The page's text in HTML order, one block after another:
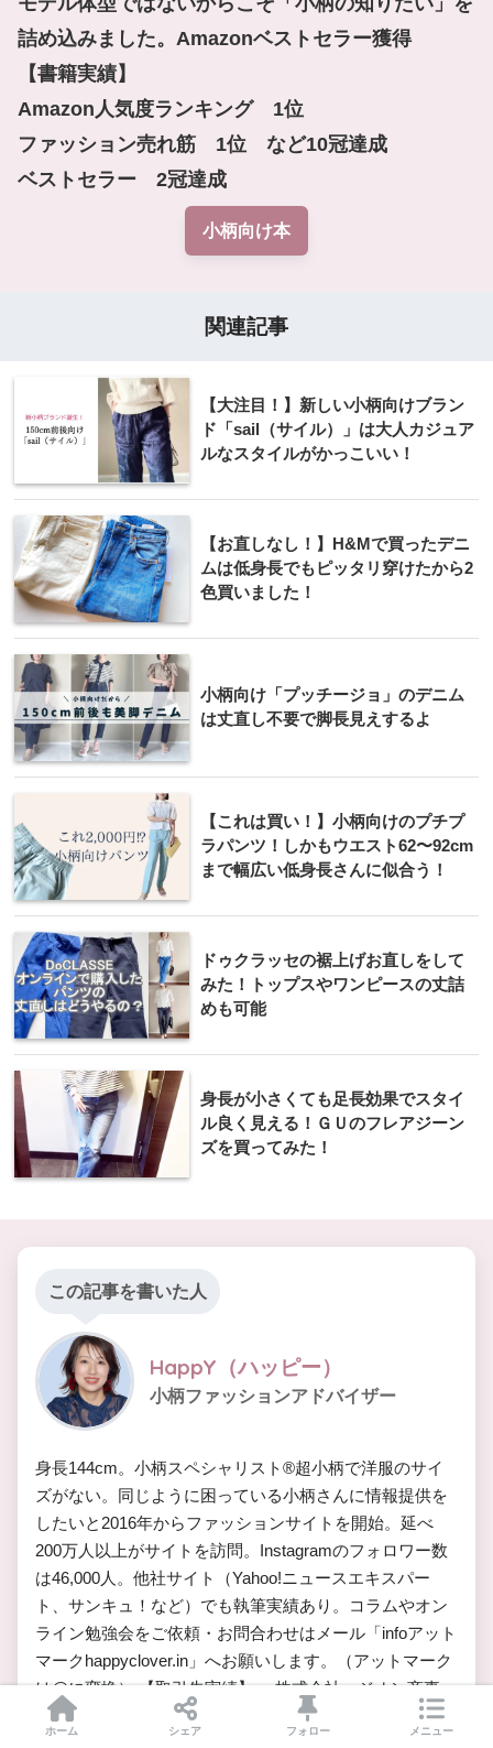
詰め込みました。Amazonベストセラー獲得
【書籍実績】
Amazon人気度ランキング　1位
ファッション売れ筋　1位　など10冠達成
ベストセラー　2冠達成
小柄向け本
関連記事
【大注目！】新しい小柄向けブラン
ド「sail（サイル）」は大人カジュア
ルなスタイルがかっこいい！
【お直しなし！】H&Mで買ったデニ
ムは低身長でもピッタリ穿けたから2
色買いました！
小柄向け「プッチージョ」のデニム
は丈直し不要で脚長見えするよ
【これは買い！】小柄向けのプチプ
ラパンツ！しかもウエスト62〜92cm
まで幅広い低身長さんに似合う！
ドゥクラッセの裾上げお直しをして
みた！トップスやワンピースの丈詰
めも可能
身長が小さくても足長効果でスタイ
ル良く見える！ＧＵのフレアジーン
ズを買ってみた！
この記事を書いた人
HappY（ハッピー）
小柄ファッションアドバイザー
身長144cm。小柄スペシャリスト®︎超小柄で洋服のサイ
ズがない。同じように困っている小柄さんに情報提供を
したいと2016年からファッションサイトを開始。延べ
200万人以上がサイトを訪問。Instagramのフォロワー数
は46,000人。他社サイト（Yahoo!ニュースエキスパー
ト、サンキュ！など）でも執筆実績あり。コラムやオン
ライン勉強会をご依頼・お問合わせはメール「infoアット
マークhappyclover.in」へお願いします。（アットマーク
は@に変換） 【取引先実績】 ・株式会社 ジオン商事
・株式会社 ニッセン ・株式会社 阪急阪神百貨店 ・株
ホーム シェア フォロー メニュー